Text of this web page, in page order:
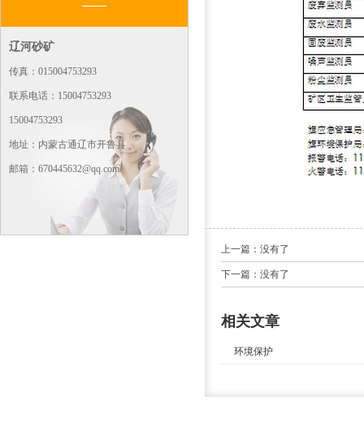
辽河砂矿
传真：015004753293
联系电话：15004753293
15004753293
地址：内蒙古通辽市开鲁县
邮箱：670445632@qq.com
上一篇：没有了
下一篇：没有了
相关文章
环境保护